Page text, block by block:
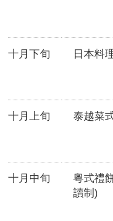
十月下旬 日本料
十月上旬 泰越菜
十月中旬
粵式禮
讀制)